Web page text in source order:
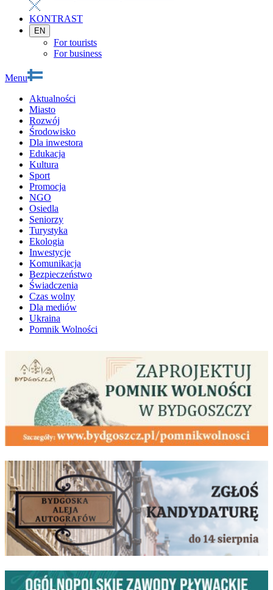
KONTRAST
EN
For tourists
For business
Menu
Aktualności
Miasto
Rozwój
Środowisko
Dla inwestora
Edukacja
Kultura
Sport
Promocja
NGO
Osiedla
Seniorzy
Turystyka
Ekologia
Inwestycje
Komunikacja
Bezpieczeństwo
Świadczenia
Czas wolny
Dla mediów
Ukraina
Pomnik Wolności